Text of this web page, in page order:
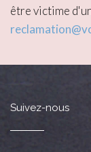
être victime
Suivez-nous